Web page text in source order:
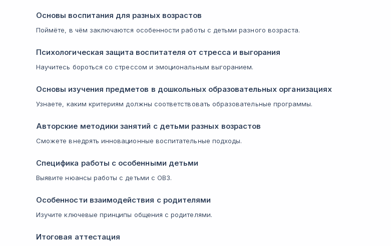
Основы воспитания для разных возрастов
Поймёте, в чём заключаются особенности работы с детьми разного возраста.
Психологическая защита воспитателя от стресса и выгорания
Научитесь бороться со стрессом и эмоциональным выгоранием.
Основы изучения предметов в дошкольных образовательных организациях
Узнаете, каким критериям должны соответствовать образовательные программы.
Авторские методики занятий с детьми разных возрастов
Сможете внедрять инновационные воспитательные подходы.
Специфика работы с особенными детьми
Выявите нюансы работы с детьми с ОВЗ.
Особенности взаимодействия с родителями
Изучите ключевые принципы общения с родителями.
Итоговая аттестация